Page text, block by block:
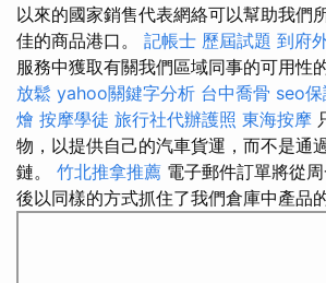
以來的國家銷售代表網絡可以幫助我們
佳的商品港口。 記帳士 歷屆試題 到府
服務中獲取有關我們區域同事的可用性
放鬆 yahoo關鍵字分析 台中喬骨 seo
燴 按摩學徒 旅行社代辦護照 東海按摩
物，以提供自己的汽車貨運，而不是通
鏈。 竹北推拿推薦 電子郵件訂單將從
後以同樣的方式抓住了我們倉庫中產品的